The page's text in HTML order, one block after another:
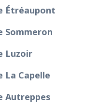
Étréaupont
Sommeron
Luzoir
La Capelle
Autreppes